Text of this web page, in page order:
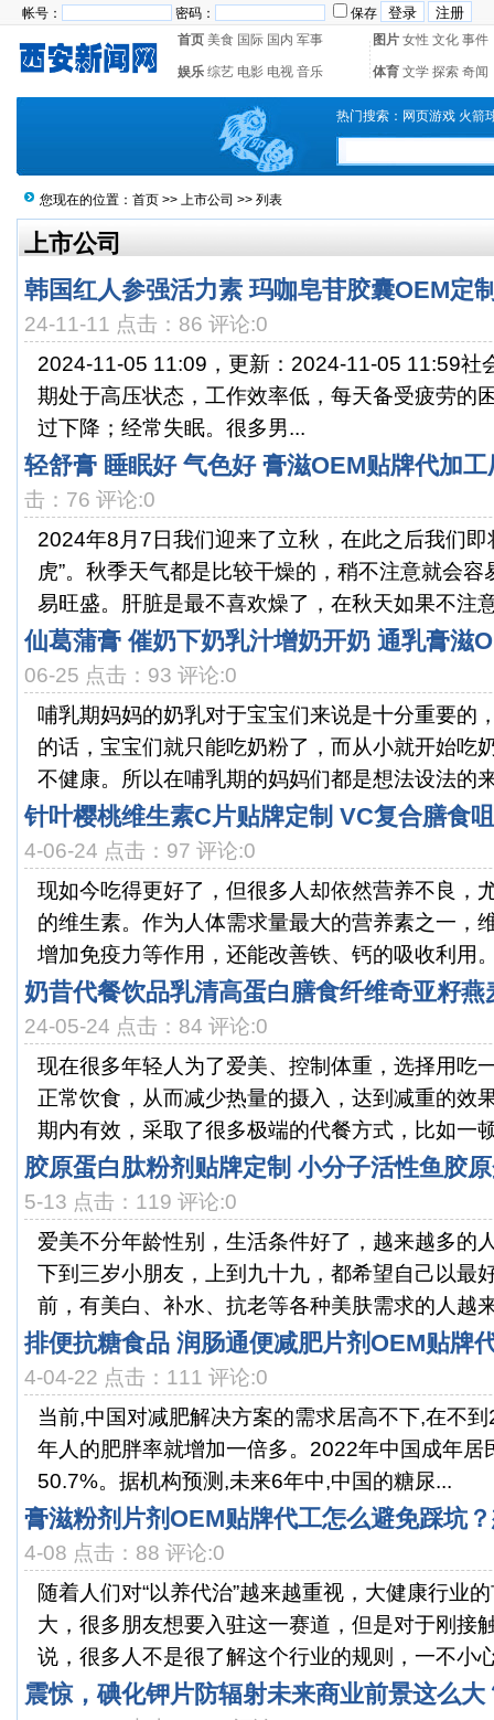
帐号： 密码：
保存
首页 美食 国际 国内 军事 图片 女性 文化 事件
娱乐 综艺 电影 电视 音乐 体育 文学 探索 奇闻
热门搜索： 网页游戏 火箭
您现在的位置： 首页 >> 上市公司 >> 列表
上市公司
韩国红人参强活力素 玛咖皂苷胶囊OEM定
24-11-11 点击：86 评论:0
2024-11-05 11:09，更新：2024-11-05 11:59社
期处于高压状态，工作效率低，每天备受疲劳的
过下降；经常失眠。很多男...
轻舒膏 睡眠好 气色好 膏滋OEM贴牌代加工
击：76 评论:0
2024年8月7日我们迎来了立秋，在此之后我们即
虎”。秋季天气都是比较干燥的，稍不注意就会
易旺盛。肝脏是最不喜欢燥了，在秋天如果不注
仙葛蒲膏 催奶下奶乳汁增奶开奶 通乳膏滋
06-25 点击：93 评论:0
哺乳期妈妈的奶乳对于宝宝们来说是十分重要的
的话，宝宝们就只能吃奶粉了，而从小就开始吃
不健康。所以在哺乳期的妈妈们都是想法设法的
针叶樱桃维生素C片贴牌定制 VC复合膳食
4-06-24 点击：97 评论:0
现如今吃得更好了，但很多人却依然营养不良，
的维生素。作为人体需求量最大的营养素之一，
增加免疫力等作用，还能改善铁、钙的吸收利用
奶昔代餐饮品乳清高蛋白膳食纤维奇亚籽
24-05-24 点击：84 评论:0
现在很多年轻人为了爱美、控制体重，选择用吃
正常饮食，从而减少热量的摄入，达到减重的效
期内有效，采取了很多极端的代餐方式，比如一
胶原蛋白肽粉剂贴牌定制 小分子活性鱼胶
5-13 点击：119 评论:0
爱美不分年龄性别，生活条件好了，越来越多的
下到三岁小朋友，上到九十九，都希望自己以最
前，有美白、补水、抗老等各种美肤需求的人越
排便抗糖食品 润肠通便减肥片剂OEM贴牌
4-04-22 点击：111 评论:0
当前,中国对减肥解决方案的需求居高不下,在不
年人的肥胖率就增加一倍多。2022年中国成年居
50.7%。据机构预测,未来6年中,中国的糖尿...
膏滋粉剂片剂OEM贴牌代工怎么避免踩坑
4-08 点击：88 评论:0
随着人们对“以养代治”越来越重视，大健康行业
大，很多朋友想要入驻这一赛道，但是对于刚接
说，很多人不是很了解这个行业的规则，一不小
震惊，碘化钾片防辐射未来商业前景这么